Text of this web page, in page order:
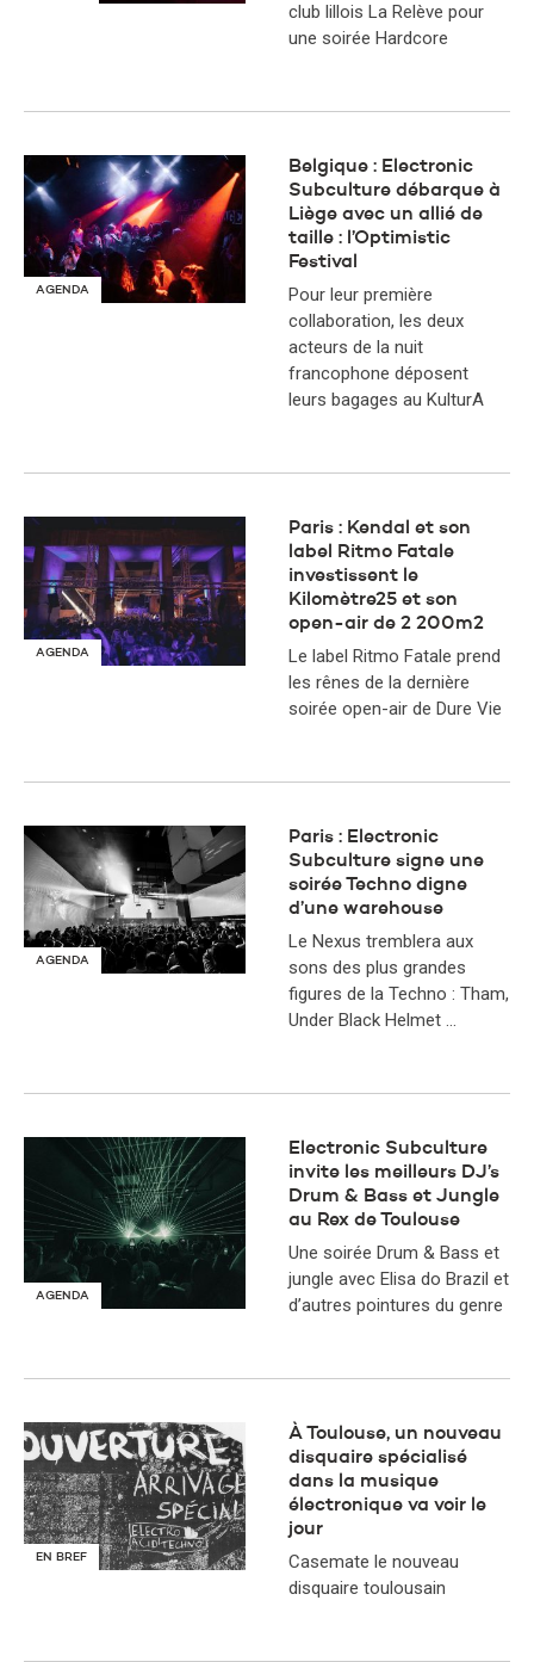
club lillois La Relève pour
une soirée Hardcore
AGENDA
Belgique : Electronic
Subculture débarque à
Liège avec un allié de
taille : l’Optimistic
Festival
Pour leur première
collaboration, les deux
acteurs de la nuit
francophone déposent
leurs bagages au KulturA
AGENDA
Paris : Kendal et son
label Ritmo Fatale
investissent le
Kilomètre25 et son
open-air de 2 200m2
Le label Ritmo Fatale prend
les rênes de la dernière
soirée open-air de Dure Vie
AGENDA
Paris : Electronic
Subculture signe une
soirée Techno digne
d’une warehouse
Le Nexus tremblera aux
sons des plus grandes
figures de la Techno : Tham,
Under Black Helmet …
AGENDA
Electronic Subculture
invite les meilleurs DJ’s
Drum & Bass et Jungle
au Rex de Toulouse
Une soirée Drum & Bass et
jungle avec Elisa do Brazil et
d’autres pointures du genre
EN BREF
À Toulouse, un nouveau
disquaire spécialisé
dans la musique
électronique va voir le
jour
Casemate le nouveau
disquaire toulousain